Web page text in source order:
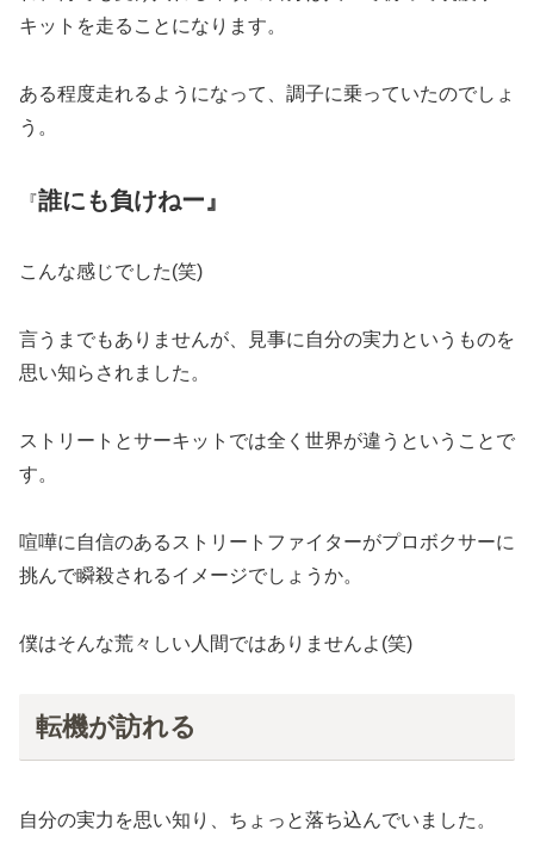
キットを走ることになります。
ある程度走れるようになって、調子に乗っていたのでしょ
う。
『誰にも負けねー』
こんな感じでした(笑)
言うまでもありませんが、見事に自分の実力というものを
思い知らされました。
ストリートとサーキットでは全く世界が違うということで
す。
喧嘩に自信のあるストリートファイターがプロボクサーに
挑んで瞬殺されるイメージでしょうか。
僕はそんな荒々しい人間ではありませんよ(笑)
転機が訪れる
自分の実力を思い知り、ちょっと落ち込んでいました。